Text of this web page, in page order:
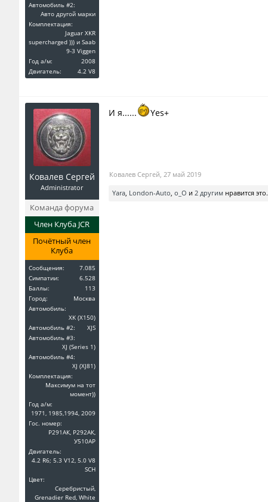
Автомобиль #2:
Авто другой марки
Комплектация:
Jaguar XKR
supercharged ))) и Saab
9-3 Viggen
Год a/м:
2008
Двигатель:
4.2 V8
Ковалев Сергей
Administrator
Команда форума
Член Клуба JCR
Почётный член
Клуба
Сообщения:
7.085
Симпатии:
6.528
Баллы:
113
Город:
Москва
Автомобиль:
XK (X150)
Автомобиль #2:
XJS
Автомобиль #3:
XJ (Series 1)
Автомобиль #4:
XJ (XJ81)
Комплектация:
Максимум на тот
момент))
Год a/м:
1971, 1985,1994, 2009
Гос. номер:
Р291АК, Р292АК,
У510АР
Двигатель:
4.2 R6; 5.3 V12, 5.0 V8
SCH
Цвет:
Серебристый,
Grenadier Red, White
И я...... Yes+
Ковалев Сергей, 27 май 2019
Yara, London-Auto, o_O и 2 другимнравится это.